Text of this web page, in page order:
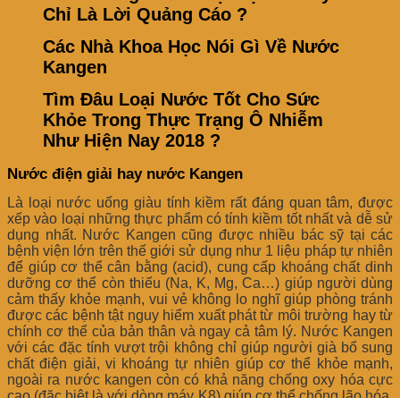
Chỉ Là Lời Quảng Cáo ?
Các Nhà Khoa Học Nói Gì Về Nước
Kangen
Tìm Đâu Loại Nước Tốt Cho Sức
Khỏe Trong Thực Trạng Ô Nhiễm
Như Hiện Nay 2018 ?
Nước điện giải hay nước Kangen
Là loại nước uống giàu tính kiềm rất đáng quan tâm, được
xếp vào loại những thực phẩm có tính kiềm tốt nhất và dễ sử
dụng nhất. Nước Kangen cũng được nhiều bác sỹ tại các
bệnh viện lớn trên thế giới sử dụng như 1 liệu pháp tự nhiên
để giúp cơ thể cân bằng (acid), cung cấp khoáng chất dinh
dưỡng cơ thể còn thiếu (Na, K, Mg, Ca…) giúp người dùng
cảm thấy khỏe mạnh, vui vẻ không lo nghĩ giúp phòng tránh
được các bệnh tật nguy hiểm xuất phát từ môi trường hay từ
chính cơ thể của bản thân và ngay cả tâm lý. Nước Kangen
với các đặc tính vượt trội không chỉ giúp người già bổ sung
chất điện giải, vi khoáng tự nhiên giúp cơ thể khỏe mạnh,
ngoài ra nước kangen còn có khả năng chống oxy hóa cực